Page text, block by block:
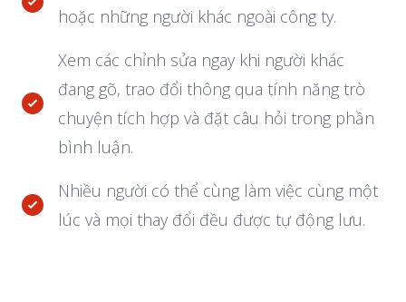
hoặc những người khác ngoài công ty.
Xem các chỉnh sửa ngay khi người khác
đang gõ, trao đổi thông qua tính năng trò
chuyện tích hợp và đặt câu hỏi trong phần
bình luận.
Nhiều người có thể cùng làm việc cùng một
lúc và mọi thay đổi đều được tự động lưu.